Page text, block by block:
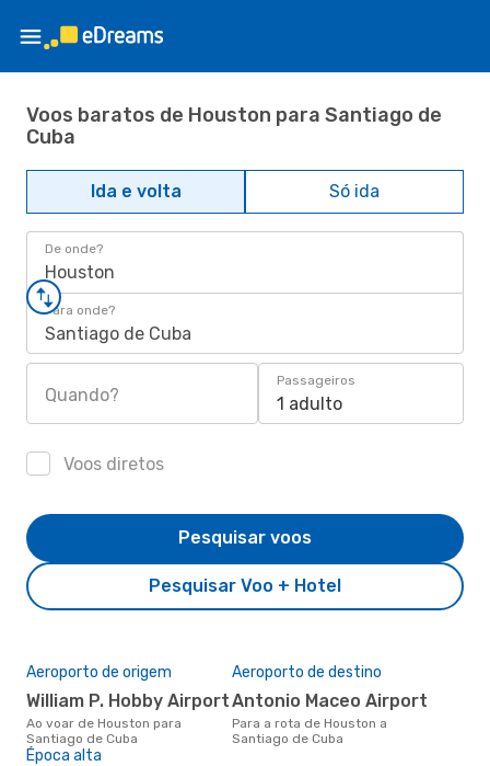
Voos baratos de Houston para Santiago de
Cuba
Ida e volta Só ida
De onde?
Houston
Para onde?
Santiago de Cuba
Quando?
Passageiros
1 adulto
Voos diretos
Pesquisar Voo + Hotel
Pesquisar voos
Aeroporto de origem
William P. Hobby Airport
Ao voar de Houston para
Santiago de Cuba
Aeroporto de destino
Antonio Maceo Airport
Para a rota de Houston a
Santiago de Cuba
Época alta